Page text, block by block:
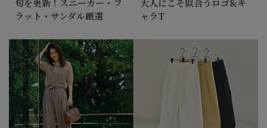
旬を更新！スニーカー・フ
ラット・サンダル厳選
大人にこそ似合うロゴ&キ
ャラT